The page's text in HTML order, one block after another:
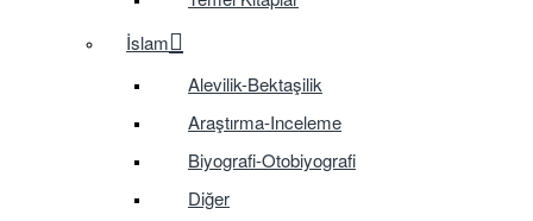
İslam
Alevilik-Bektaşilik
Araştırma-Inceleme
Biyografi-Otobiyografi
Diğer